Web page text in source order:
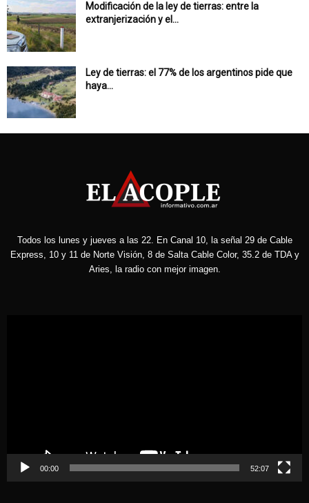
Modificación de la ley de tierras: entre la
extranjerización y el...
Ley de tierras: el 77% de los argentinos pide que
haya...
Todos los lunes y jueves a las 22. En Canal 10, la señal 29 de Cable
Express, 10 y 11 de Norte Visión, 8 de Salta Cable Color, 35.2 de TDA y
Aries, la radio con mejor imagen.
00:00 52:07